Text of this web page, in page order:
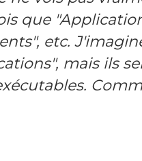
que
etc.
mais ils